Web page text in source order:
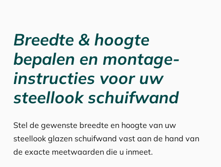
Breedte & hoogte
bepalen en montage-
instructies voor uw
steellook schuifwand
Stel de gewenste breedte en hoogte van uw
steellook glazen schuifwand vast aan de hand van
de exacte meetwaarden die u inmeet.